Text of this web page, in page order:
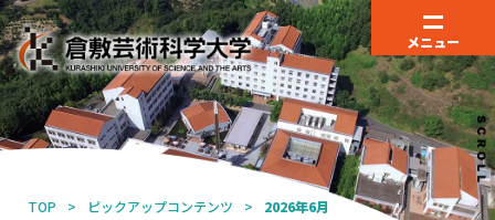
メニュー
TOP ピックアップコンテンツ 2026年6月